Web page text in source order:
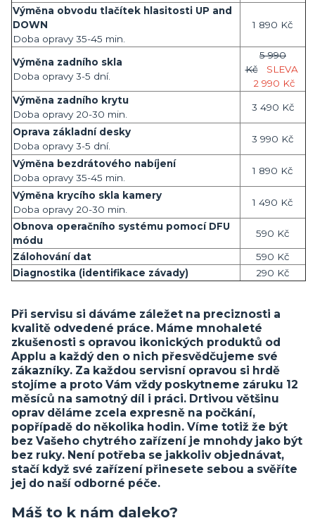
Výměna obvodu tlačítek hlasitosti UP and
DOWN
Doba opravy 35-45 min.
1 890 Kč
Výměna zadního skla
Doba opravy 3-5 dní.
5 990
Kč
SLEVA
2 990 Kč
Výměna zadního krytu
Doba opravy 20-30 min.
3 490 Kč
Oprava základní desky
Doba opravy 3-5 dní.
3 990 Kč
Výměna bezdrátového nabíjení
Doba opravy 35-45 min.
1 890 Kč
Výměna krycího skla kamery
Doba opravy 20-30 min.
1 490 Kč
Obnova operačního systému pomocí DFU
módu
590 Kč
Zálohování dat
590 Kč
Diagnostika (identifikace závady)
290 Kč
Při servisu si dáváme záležet na preciznosti a
kvalitě odvedené práce. Máme mnohaleté
zkušenosti s opravou ikonických produktů od
Applu a každý den o nich přesvědčujeme své
zákazníky. Za každou servisní opravou si hrdě
stojíme a proto Vám vždy poskytneme záruku 12
měsíců na samotný díl i práci. Drtivou většinu
oprav děláme zcela expresně na počkání,
popřípadě do několika hodin. Víme totiž že být
bez Vašeho chytrého zařízení je mnohdy jako být
bez ruky. Není potřeba se jakkoliv objednávat,
stačí když své zařízení přinesete sebou a svěříte
jej do naší odborné péče.
Máš to k nám daleko?